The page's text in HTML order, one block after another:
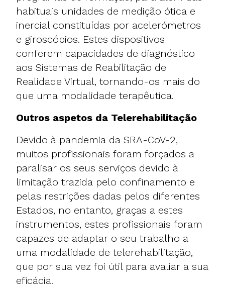
habituais unidades de medição ótica e
inercial constituídas por acelerómetros
e giroscópios. Estes dispositivos
conferem capacidades de diagnóstico
aos Sistemas de Reabilitação de
Realidade Virtual, tornando-os mais do
que uma modalidade terapêutica.
Outros aspetos da Telerehabilitação
Devido à pandemia da SRA-CoV-2,
muitos profissionais foram forçados a
paralisar os seus serviços devido à
limitação trazida pelo confinamento e
pelas restrições dadas pelos diferentes
Estados, no entanto, graças a estes
instrumentos, estes profissionais foram
capazes de adaptar o seu trabalho a
uma modalidade de telerehabilitação,
que por sua vez foi útil para avaliar a sua
eficácia.